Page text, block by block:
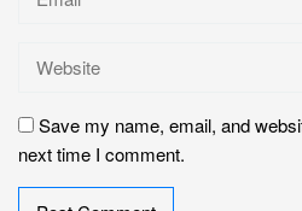
Save my name, email, and
next time I comment.